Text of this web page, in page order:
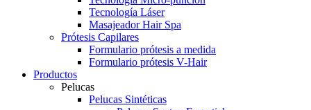
Tecnología Láser
Masajeador Hair Spa
Prótesis Capilares
Formulario prótesis a medida
Formulario prótesis V-Hair
Productos
Pelucas
Pelucas Sintéticas